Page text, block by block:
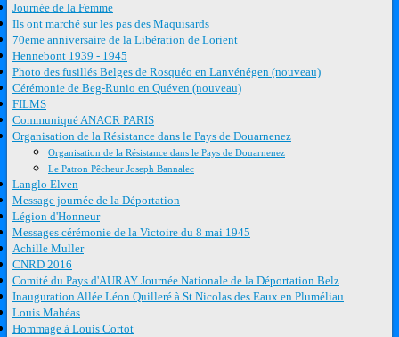
Journée de la Femme
Ils ont marché sur les pas des Maquisards
70eme anniversaire de la Libération de Lorient
Hennebont 1939 - 1945
Photo des fusillés Belges de Rosquéo en Lanvénégen (nouveau)
Cérémonie de Beg-Runio en Quéven (nouveau)
FILMS
Communiqué ANACR PARIS
Organisation de la Résistance dans le Pays de Douarnenez
Organisation de la Résistance dans le Pays de Douarnenez
Le Patron Pêcheur Joseph Bannalec
Langlo Elven
Message journée de la Déportation
Légion d'Honneur
Messages cérémonie de la Victoire du 8 mai 1945
Achille Muller
CNRD 2016
Comité du Pays d'AURAY Journée Nationale de la Déportation Belz
Inauguration Allée Léon Quilleré à St Nicolas des Eaux en Pluméliau
Louis Mahéas
Hommage à Louis Cortot